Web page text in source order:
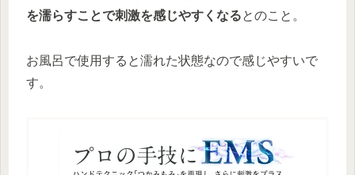
を濡らすことで刺激を感じやすくなるとのこと。
お風呂で使用すると濡れた状態なので感じやすいで
す。